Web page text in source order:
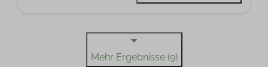
Mehr Ergebnisse (9)